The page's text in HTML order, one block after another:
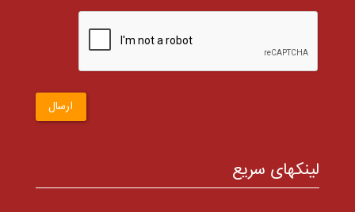
ارسال
لینکهای سریع